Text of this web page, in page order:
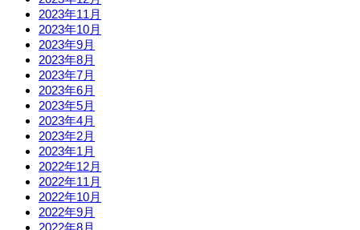
2023年11月
2023年10月
2023年9月
2023年8月
2023年7月
2023年6月
2023年5月
2023年4月
2023年2月
2023年1月
2022年12月
2022年11月
2022年10月
2022年9月
2022年8月